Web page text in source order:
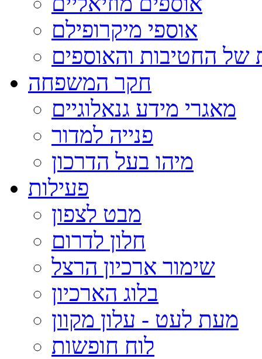
אוספי מיקרופילם
של החטיבות והאוספים
חקר המשפחה
מאגרי מידע גנאלוגיים
פנייה למדור
מיהו בעל הדרכון
פעילות
מבט לצפון
חלון לדרום
שימור ארכיון הרצל
בלוג הארכיון
מעת לעט - עלון מקוון
לוח חופשות